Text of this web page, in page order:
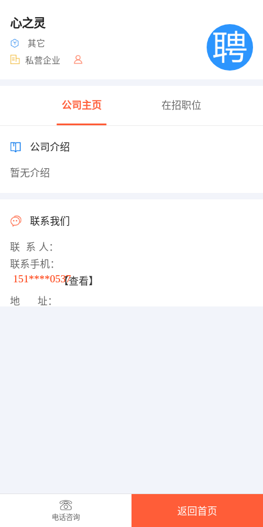
心之灵
其它
私营企业
公司主页 在招职位
公司介绍
暂无介绍
联系我们
联 系 人：
联系手机：
151****0537【查看】
地 址：
电话咨询
返回首页